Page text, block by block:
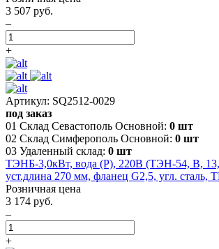
3 507 руб.
–
+
Артикул: SQ2512-0029
под заказ
01 Склад Севастополь Основной: 0 шт
02 Склад Симферополь Основной: 0 шт
03 Удаленный склад: 0 шт
ТЭНБ-3,0кВт, вода (P), 220В (ТЭН-54, В,
уст.длина 270 мм, фланец G2,5, угл. сталь,
Розничная цена
3 174 руб.
–
+